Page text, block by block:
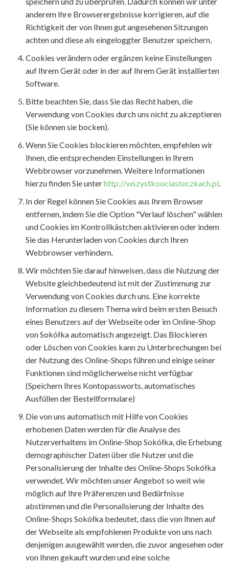
anderem Ihre Browserergebnisse korrigieren, auf die
Richtigkeit der von Ihnen gut angesehenen Sitzungen
achten und diese als eingeloggter Benutzer speichern,
Cookies verändern oder ergänzen keine Einstellungen
auf Ihrem Gerät oder in der auf Ihrem Gerät installierten
Software.
Bitte beachten Sie, dass Sie das Recht haben, die
Verwendung von Cookies durch uns nicht zu akzeptieren
(Sie können sie bocken).
Wenn Sie Cookies blockieren möchten, empfehlen wir
Ihnen, die entsprechenden Einstellungen in Ihrem
Webbrowser vorzunehmen. Weitere Informationen
hierzu finden Sie unterhttp://wszystkoociasteczkach.pl.
In der Regel können Sie Cookies aus Ihrem Browser
entfernen, indem Sie die Option "Verlauf löschen" wählen
und Cookies im Kontrollkästchen aktivieren oder indem
Sie das Herunterladen von Cookies durch Ihren
Webbrowser verhindern.
Wir möchten Sie darauf hinweisen, dass die Nutzung der
Website gleichbedeutend ist mit der Zustimmung zur
Verwendung von Cookies durch uns. Eine korrekte
Information zu diesem Thema wird beim ersten Besuch
eines Benutzers auf der Webseite oder im Online-Shop
von Sokółka automatisch angezeigt. Das Blockieren
oder Löschen von Cookies kann zu Unterbrechungen bei
der Nutzung des Online-Shops führen und einige seiner
Funktionen sind möglicherweise nicht verfügbar
(Speichern Ihres Kontopassworts, automatisches
Ausfüllen der Bestellformulare)
Die von uns automatisch mit Hilfe von Cookies
erhobenen Daten werden für die Analyse des
Nutzerverhaltens im Online-Shop Sokółka, die Erhebung
demographischer Daten über die Nutzer und die
Personalisierung der Inhalte des Online-Shops Sokółka
verwendet. Wir möchten unser Angebot so weit wie
möglich auf Ihre Präferenzen und Bedürfnisse
abstimmen und die Personalisierung der Inhalte des
Online-Shops Sokółka bedeutet, dass die von Ihnen auf
der Webseite als empfohlenen Produkte von uns nach
denjenigen ausgewählt werden, die zuvor angesehen oder
von Ihnen gekauft wurden und eine solche